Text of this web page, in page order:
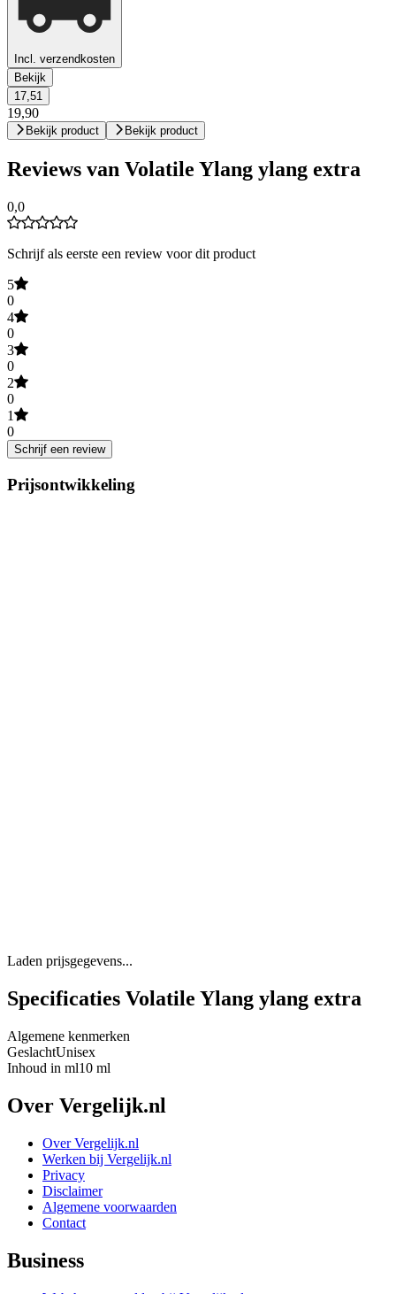
Incl. verzendkosten
Bekijk
17,51
19,90
Bekijk product Bekijk product
Reviews van Volatile Ylang ylang extra
0,0
Schrijf als eerste een review voor dit product
5
0
4
0
3
0
2
0
1
0
Schrijf een review
Prijsontwikkeling
Laden prijsgegevens...
Specificaties Volatile Ylang ylang extra
Algemene kenmerken
GeslachtUnisex
Inhoud in ml10 ml
Over Vergelijk.nl
Over Vergelijk.nl
Werken bij Vergelijk.nl
Privacy
Disclaimer
Algemene voorwaarden
Contact
Business